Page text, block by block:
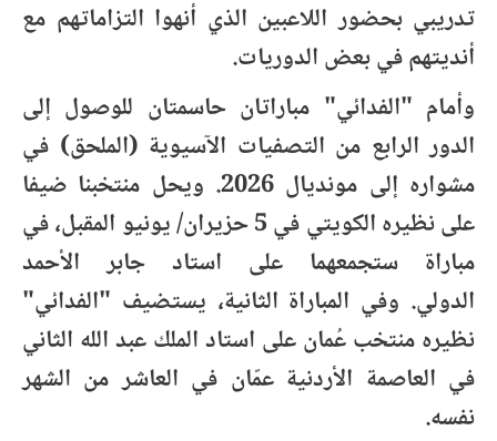
تدريبي بحضور اللاعبين الذي أنهوا التزاماتهم مع
أنديتهم في بعض الدوريات.
وأمام "الفدائي" مباراتان حاسمتان للوصول إلى
الدور الرابع من التصفيات الآسيوية (الملحق) في
مشواره إلى مونديال 2026. ويحل منتخبنا ضيفا
على نظيره الكويتي في 5 حزيران/ يونيو المقبل، في
مباراة ستجمعهما على استاد جابر الأحمد
الدولي. وفي المباراة الثانية، يستضيف "الفدائي"
نظيره منتخب عُمان على استاد الملك عبد الله الثاني
في العاصمة الأردنية عمّان في العاشر من الشهر
نفسه.